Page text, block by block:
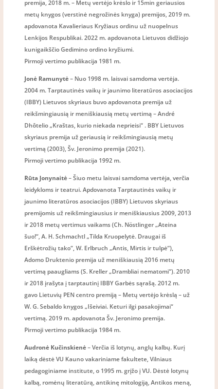
premija, 2018 m. – Metų vertėjo krėslo ir 15min geriausios
metų knygos (verstinė negrožinės knyga) premijos, 2019 m.
apdovanota Kavalieriaus Kryžiaus ordinu už nuopelnus
Lenkijos Respublikai. 2022 m. apdovanota Lietuvos didžiojo
kunigaikščio Gedimino ordino kryžiumi.
Pirmoji vertimo publikacija 1981 m.
Jonė Ramunytė– Nuo 1998 m. laisvai samdoma vertėja.
2004 m. Tarptautinės vaikų ir jaunimo literatūros asociacijos
(IBBY) Lietuvos skyriaus buvo apdovanota premija už
reikšmingiausią ir meniškiausią metų vertimą – André
Dhôtelio „Kraštas, kurio niekada neprieisi“ . BBY Lietuvos
skyriaus premija už geriausią ir reikšmingiausią metų
vertimą (2003), Šv. Jeronimo premija (2021).
Pirmoji vertimo publikacija 1992 m.
Rūta Jonynaitė– Šiuo metu laisvai samdoma vertėja, verčia
leidykloms ir teatrui. Apdovanota Tarptautinės vaikų ir
jaunimo literatūros asociacijos (IBBY) Lietuvos skyriaus
premijomis už reikšmingiausius ir meniškiausius 2009, 2013
ir 2018 metų vertimus vaikams (Ch. Nöstlinger „Ateina
šuo!“, A. H. Schmachtl „Tilda Kruopelytė. Draugai iš
Erškėtrožių tako“, W. Erlbruch „Antis, Mirtis ir tulpė“),
Adomo Druktenio premija už meniškiausią 2016 metų
vertimą paaugliams (S. Kreller „Drambliai nematomi“). 2010
ir 2018 įrašyta į tarptautinį IBBY Garbės sąrašą. 2012 m.
gavo Lietuvių PEN centro premiją – Metų vertėjo krėslą – už
W. G. Sebaldo knygos „Išeiviai. Keturi ilgi pasakojimai“
vertimą. 2019 m. apdovanota Šv. Jeronimo premija.
Pirmoji vertimo publikacija 1984 m.
Audronė Kučinskienė– Verčia iš lotynų, anglų kalbų. Kurį
laiką dėstė VU Kauno vakariniame fakultete, Vilniaus
pedagoginiame institute, o 1995 m. grįžo į VU. Dėstė lotynų
kalbą, romėnų literatūrą, antikinę mitologiją, Antikos meną,